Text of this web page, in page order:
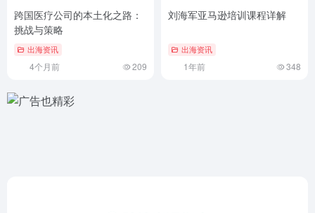
跨国医疗公司的本土化之路：
挑战与策略
出海资讯
4个月前 209
刘海军亚马逊培训课程详解
出海资讯
1年前 348